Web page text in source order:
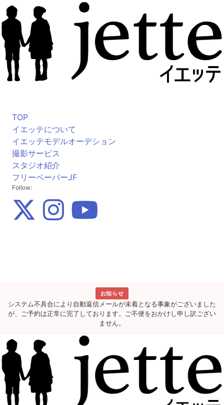
TOP
イエッテについて
イエッテモデルオーデション
撮影サービス
スタジオ紹介
フリーペーパーJF
Follow:
お知らせ
システム不具合により自動返信メールが未着となる事象がございました
が、ご予約は正常に完了しております。ご不便をおかけし申し訳ござい
ません。